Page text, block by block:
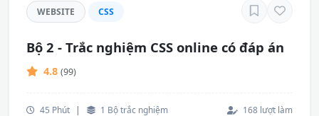
WEBSITE CSS
Bộ 2 - Trắc nghiệm CSS online có đáp án
4.8 (99)
45 Phút | 1 Bộ trắc nghiệm 168 lượt làm